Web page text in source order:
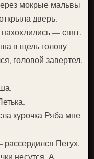
мокрые мальвы
дверь.
— спят.
в щель голову
головой завертел.
курочка Ряба мне
Петух.
несутся. А